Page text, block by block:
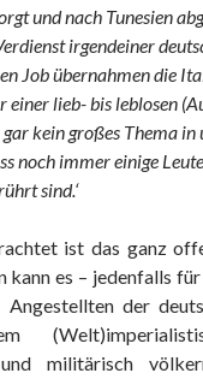
und nach Tunesien
irgendeiner
Job übernahmen die
einer lieb- bis leblosen
kein großes Thema in
noch immer einige
sind.‘
ist das ganz
kann es – jedenfalls
der
militärisch